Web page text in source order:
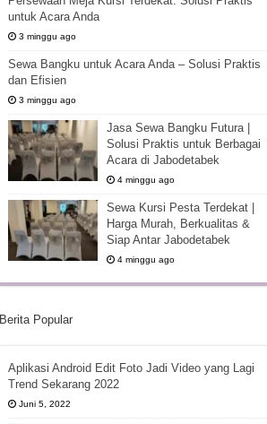
untuk Acara Anda
3 minggu ago
Sewa Bangku untuk Acara Anda – Solusi Praktis
dan Efisien
3 minggu ago
Jasa Sewa Bangku Futura |
Solusi Praktis untuk Berbagai
Acara di Jabodetabek
4 minggu ago
Sewa Kursi Pesta Terdekat |
Harga Murah, Berkualitas &
Siap Antar Jabodetabek
4 minggu ago
Berita Popular
Aplikasi Android Edit Foto Jadi Video yang Lagi
Trend Sekarang 2022
Juni 5, 2022